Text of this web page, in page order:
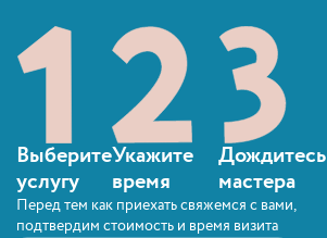
Выберите
услугу
Укажите
время
Дождитесь
мастера
Перед тем как приехать свяжемся с вами,
подтвердим стоимость и время визита